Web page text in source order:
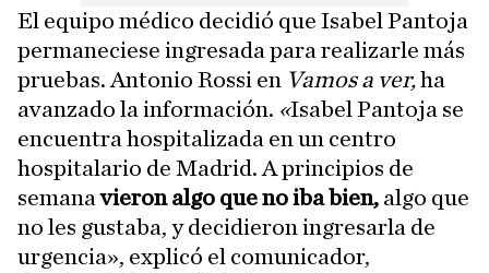
El equipo médico decidió que Isabel Pantoja
permaneciese ingresada para realizarle más
pruebas. Antonio Rossi en Vamos a ver,ha
avanzado la información. «Isabel Pantoja se
encuentra hospitalizada en un centro
hospitalario de Madrid. A principios de
semanavieron algo que no iba bien, algo que
no les gustaba, y decidieron ingresarla de
urgencia», explicó el comunicador,